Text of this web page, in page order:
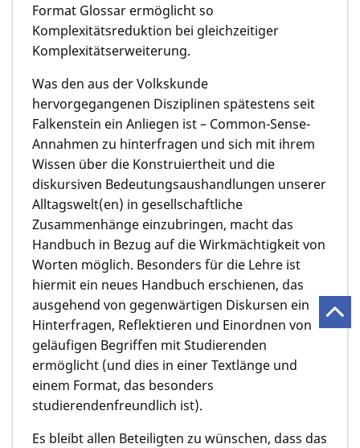
Format Glossar ermöglicht so
Komplexitätsreduktion bei gleichzeitiger
Komplexitätserweiterung.
Was den aus der Volkskunde
hervorgegangenen Disziplinen spätestens seit
Falkenstein ein Anliegen ist – Common-Sense-
Annahmen zu hinterfragen und sich mit ihrem
Wissen über die Konstruiertheit und die
diskursiven Bedeutungsaushandlungen unserer
Alltagswelt(en) in gesellschaftliche
Zusammenhänge einzubringen, macht das
Handbuch in Bezug auf die Wirkmächtigkeit von
Worten möglich. Besonders für die Lehre ist
hiermit ein neues Handbuch erschienen, das
ausgehend von gegenwärtigen Diskursen ein
Hinterfragen, Reflektieren und Einordnen von
geläufigen Begriffen mit Studierenden
ermöglicht (und dies in einer Textlänge und
einem Format, das besonders
studierendenfreundlich ist).
Es bleibt allen Beteiligten zu wünschen, dass das